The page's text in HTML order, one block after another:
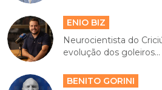
ENIO BIZ
Neurocientista do
evolução dos goleiros...
BENITO GORINI